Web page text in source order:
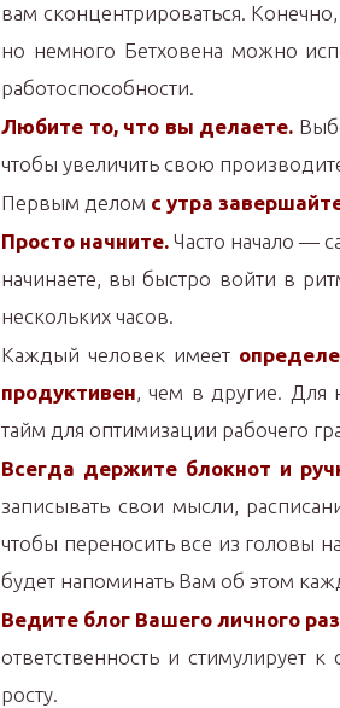
вам сконцентрироваться.
но немного Бетховена можно
работоспособности.
Любите то, что вы делаете.
чтобы увеличить свою
Первым делом с утра
Просто начните. Часто начало —
начинаете, вы быстро войти в
нескольких часов.
Каждый человек имеет
продуктивен, чем в другие. Для
тайм для оптимизации рабочего
Всегда держите блокнот и
записывать свои мысли,
чтобы переносить все из головы
будет напоминать Вам об этом
Ведите блог Вашего личного
ответственность и стимулирует
росту.